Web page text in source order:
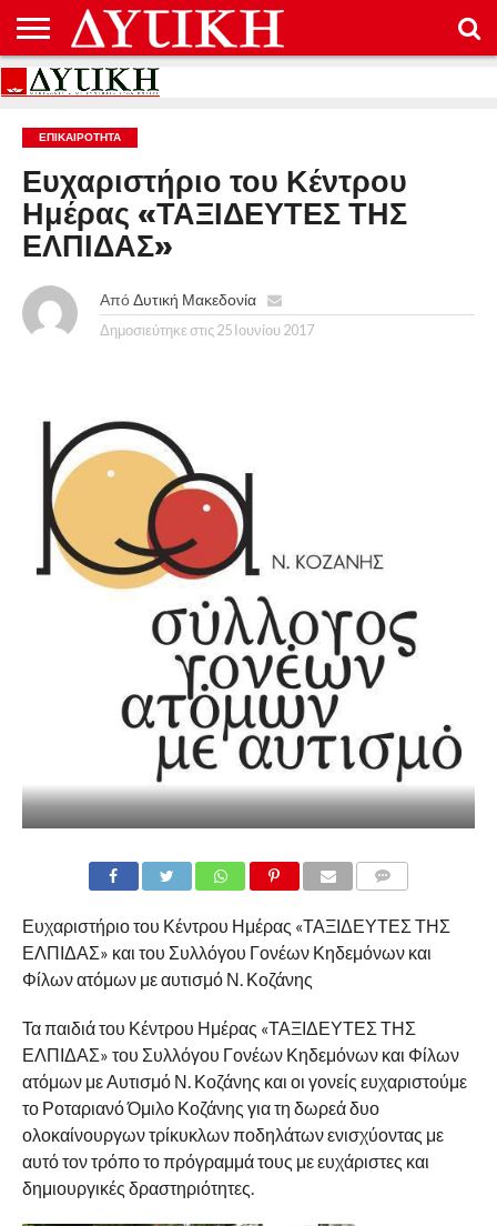
ΑΡΧΙΚΉ
ΕΠΙΚΟΙΝΩΝΊΑ
ΌΡΟΙ
ΠΡΟΣΤΑΣΊΑ
ΔΕΔΟΜΈΝΩΝ
ΕΠΙΚΑΙΡΟΤΗΤΑ
Ευχαριστήριο του Κέντρου
Ημέρας «ΤΑΞΙΔΕΥΤΕΣ ΤΗΣ
ΕΛΠΙΔΑΣ»
Από Δυτική Μακεδονία
Δημοσιεύτηκε στις 25 Ιουνίου 2017
Ευχαριστήριο του Κέντρου Ημέρας «ΤΑΞΙΔΕΥΤΕΣ ΤΗΣ
ΕΛΠΙΔΑΣ» και του Συλλόγου Γονέων Κηδεμόνων και
Φίλων ατόμων με αυτισμό Ν. Κοζάνης
Τα παιδιά του Κέντρου Ημέρας «ΤΑΞΙΔΕΥΤΕΣ ΤΗΣ
ΕΛΠΙΔΑΣ» του Συλλόγου Γονέων Κηδεμόνων και Φίλων
ατόμων με Αυτισμό Ν. Κοζάνης και οι γονείς ευχαριστούμε
το Ροταριανό Όμιλο Κοζάνης για τη δωρεά δυο
ολοκαίνουργων τρίκυκλων ποδηλάτων ενισχύοντας με
αυτό τον τρόπο το πρόγραμμά τους με ευχάριστες και
δημιουργικές δραστηριότητες.